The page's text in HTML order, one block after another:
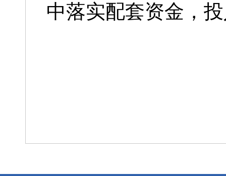
中落实配套资金，